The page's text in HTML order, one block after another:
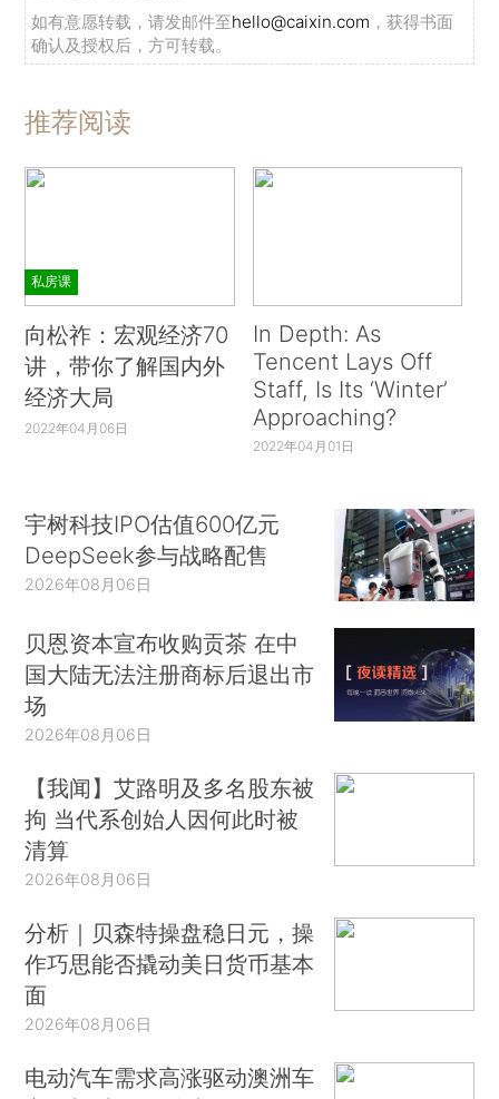
如有意愿转载，请发邮件至hello@caixin.com ，获得书面
确认及授权后，方可转载。
推荐阅读
私房课
向松祚：宏观经济70
讲，带你了解国内外
经济大局
2022年04月06日
In Depth: As
Tencent Lays Off
Staff, Is Its ‘Winter’
Approaching?
2022年04月01日
宇树科技IPO估值600亿元
DeepSeek参与战略配售
2026年08月06日
贝恩资本宣布收购贡茶 在中
国大陆无法注册商标后退出市
场
2026年08月06日
【我闻】艾路明及多名股东被
拘 当代系创始人因何此时被
清算
2026年08月06日
分析｜贝森特操盘稳日元，操
作巧思能否撬动美日货币基本
面
2026年08月06日
电动汽车需求高涨驱动澳洲车